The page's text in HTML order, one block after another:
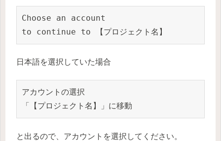
Choose an account
to continue to 【プロジェクト名】
日本語を選択していた場合
アカウントの選択
「【プロジェクト名】」に移動
と出るので、アカウントを選択してください。